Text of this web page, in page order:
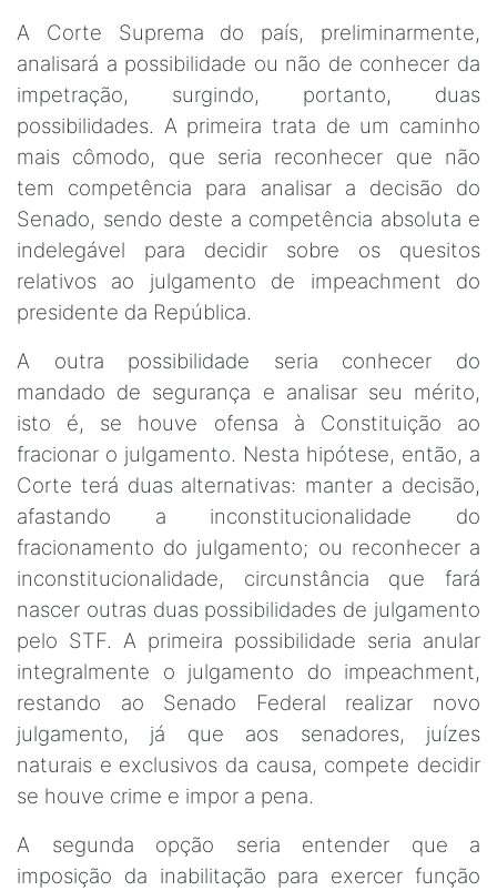
A Corte Suprema do país, preliminarmente,
analisará a possibilidade ou não de conhecer da
impetração, surgindo, portanto, duas
possibilidades. A primeira trata de um caminho
mais cômodo, que seria reconhecer que não
tem competência para analisar a decisão do
Senado, sendo deste a competência absoluta e
indelegável para decidir sobre os quesitos
relativos ao julgamento de impeachment do
presidente da República.
A outra possibilidade seria conhecer do
mandado de segurança e analisar seu mérito,
isto é, se houve ofensa à Constituição ao
fracionar o julgamento. Nesta hipótese, então, a
Corte terá duas alternativas: manter a decisão,
afastando a inconstitucionalidade do
fracionamento do julgamento; ou reconhecer a
inconstitucionalidade, circunstância que fará
nascer outras duas possibilidades de julgamento
pelo STF. A primeira possibilidade seria anular
integralmente o julgamento do impeachment,
restando ao Senado Federal realizar novo
julgamento, já que aos senadores, juízes
naturais e exclusivos da causa, compete decidir
se houve crime e impor a pena.
A segunda opção seria entender que a
imposição da inabilitação para exercer função